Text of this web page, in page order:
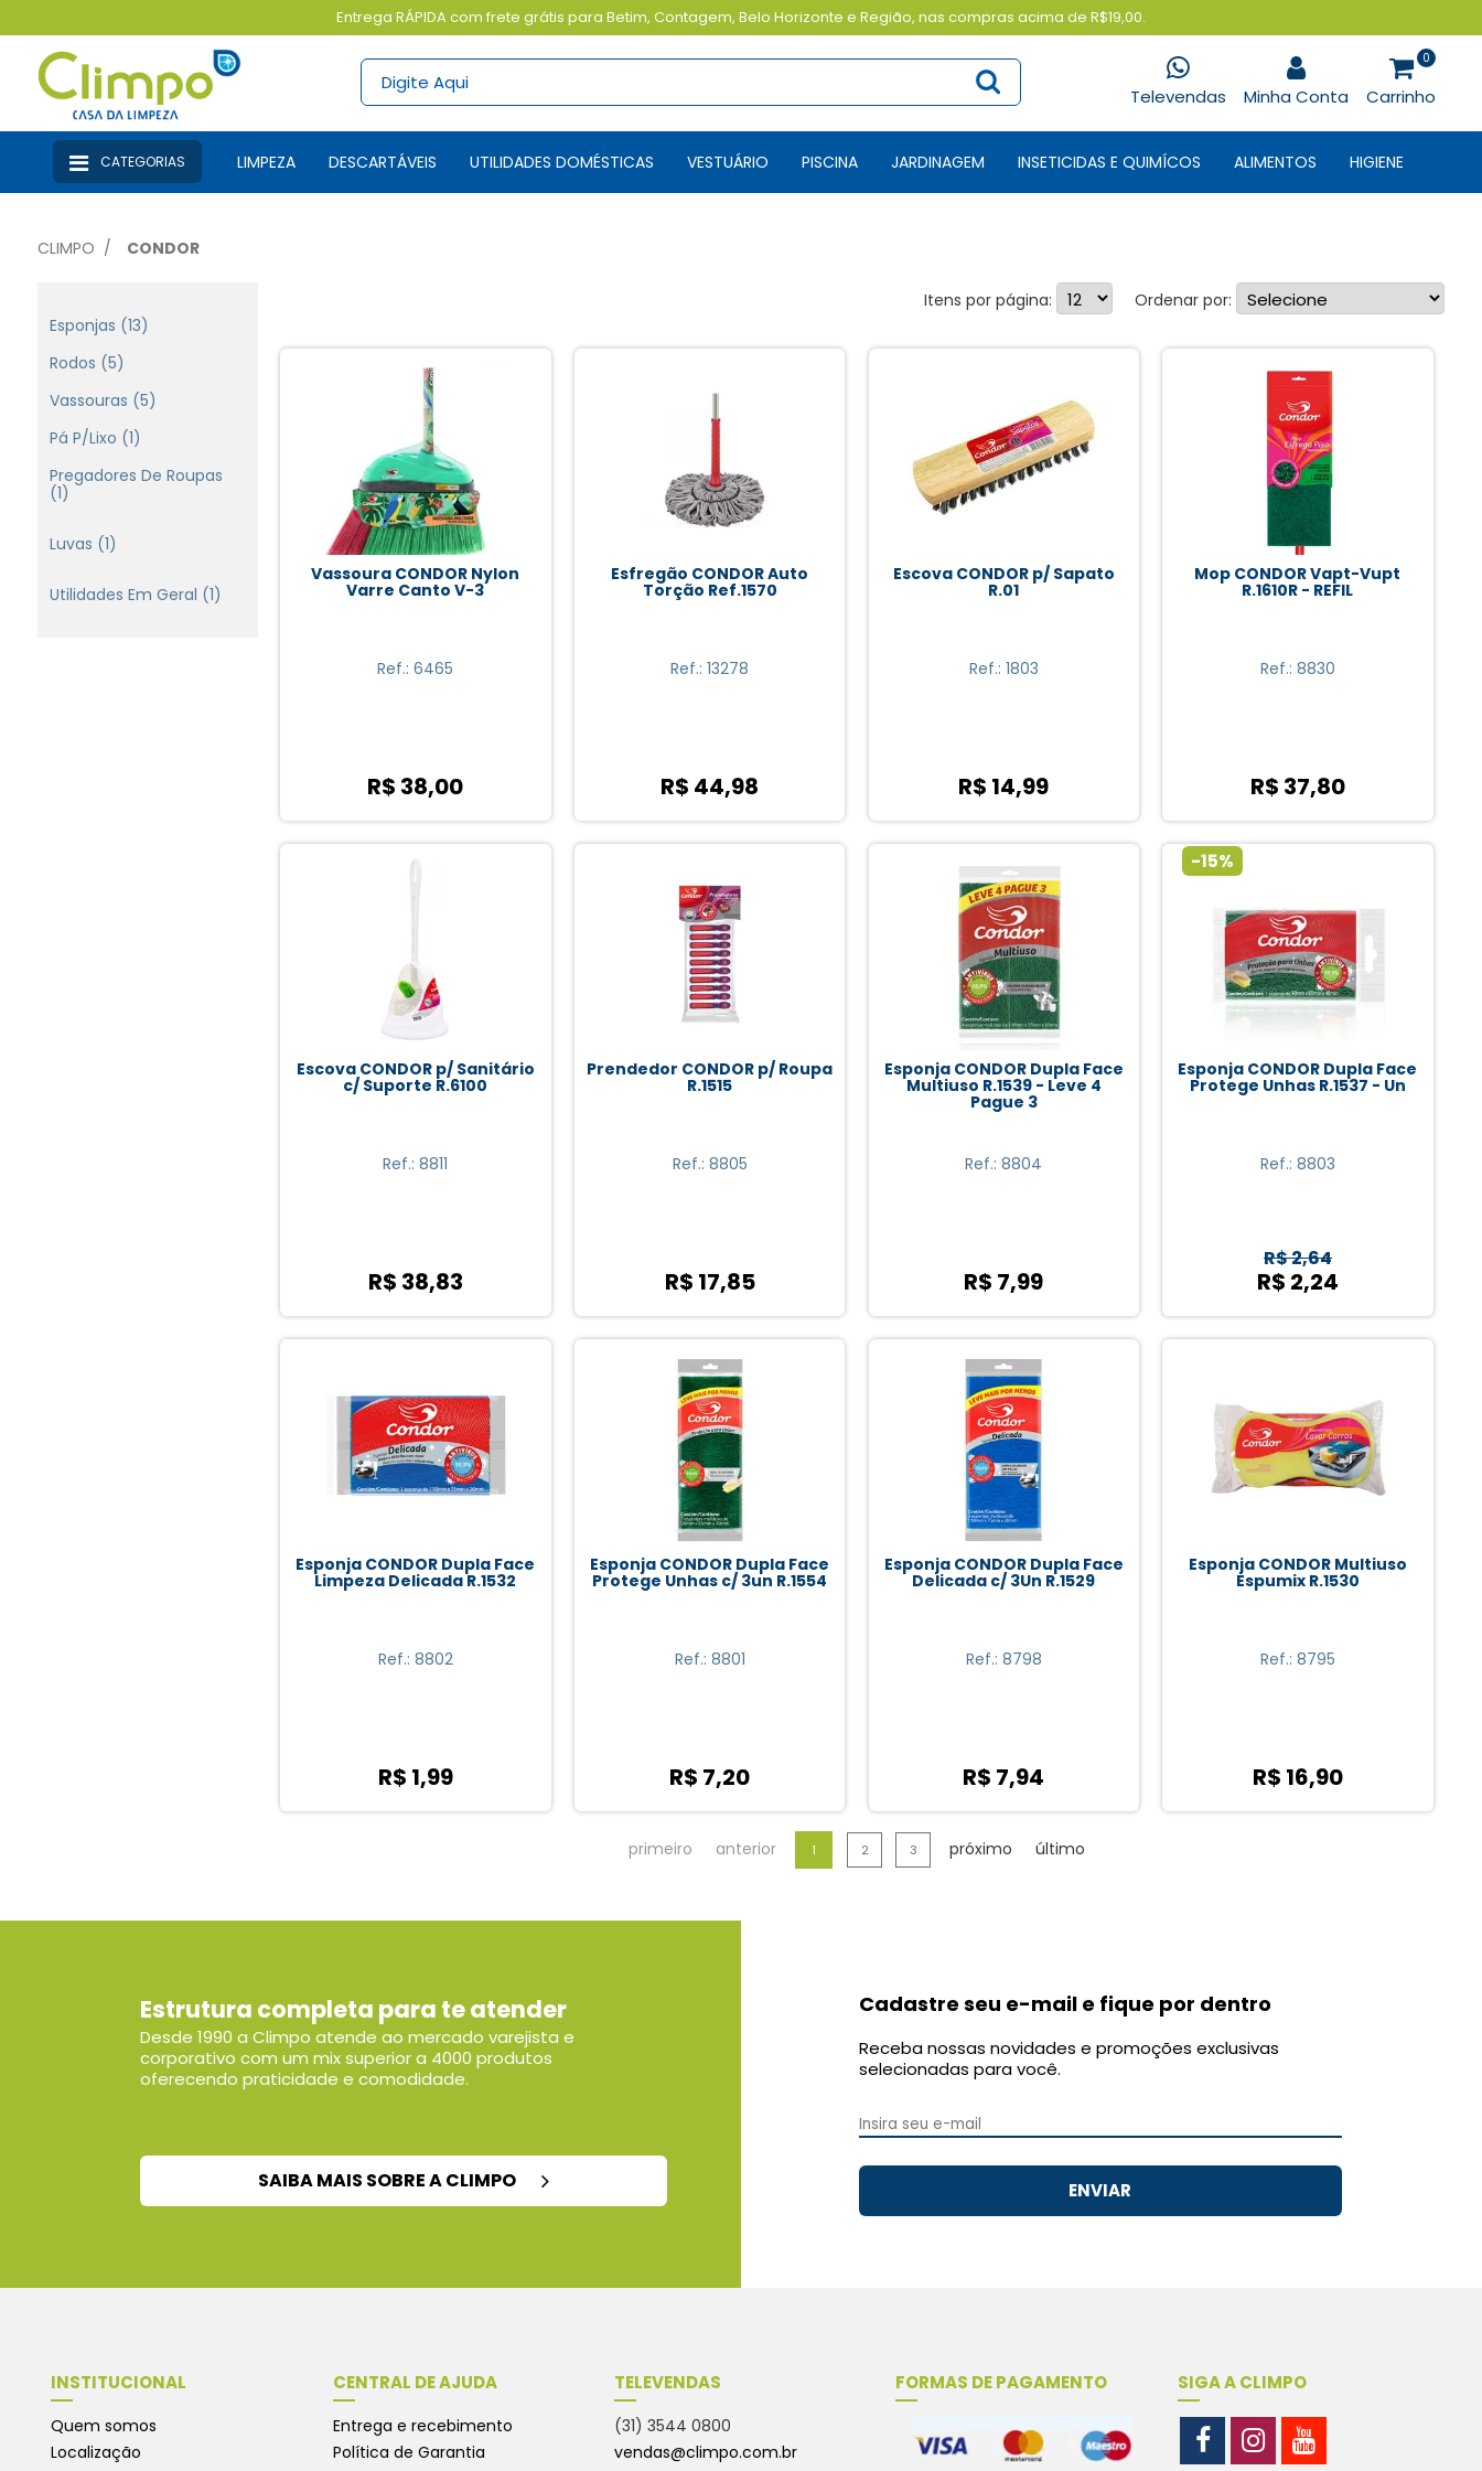
Entrega RÁPIDA com frete grátis para Betim, Contagem, Belo Horizonte e Região, nas compras acima de R$19,00.
Televendas Minha Conta Carrinho
0
CATEGORIAS LIMPEZA DESCARTÁVEIS UTILIDADES DOMÉSTICAS VESTUÁRIO PISCINA JARDINAGEM INSETICIDAS E QUIMÍCOS ALIMENTOS HIGIENE
CLIMPO CONDOR
Esponjas (13)
Rodos (5)
Vassouras (5)
Pá P/Lixo (1)
Pregadores De Roupas
(1)
Luvas (1)
Utilidades Em Geral (1)
Ordenar por:
Itens por página:
Vassoura CONDOR Nylon
Varre Canto V-3
Ref.: 6465
R$ 38,00
Esfregão CONDOR Auto
Torção Ref.1570
Ref.: 13278
R$ 44,98
Escova CONDOR p/ Sapato
R.01
Ref.: 1803
R$ 14,99
Mop CONDOR Vapt-Vupt
R.1610R - REFIL
Ref.: 8830
R$ 37,80
Escova CONDOR p/ Sanitário
c/ Suporte R.6100
Ref.: 8811
R$ 38,83
Prendedor CONDOR p/ Roupa
R.1515
Ref.: 8805
R$ 17,85
Esponja CONDOR Dupla Face
Multiuso R.1539 - Leve 4
Pague 3
Ref.: 8804
R$ 7,99
-15%
Esponja CONDOR Dupla Face
Protege Unhas R.1537 - Un
Ref.: 8803
R$ 2,64
R$ 2,24
Esponja CONDOR Dupla Face
Limpeza Delicada R.1532
Ref.: 8802
R$ 1,99
Esponja CONDOR Dupla Face
Protege Unhas c/ 3un R.1554
Ref.: 8801
R$ 7,20
Esponja CONDOR Dupla Face
Delicada c/ 3Un R.1529
Ref.: 8798
R$ 7,94
Esponja CONDOR Multiuso
Espumix R.1530
Ref.: 8795
R$ 16,90
primeiro anterior 1 2 3 próximo último
Estrutura completa para te atender
Desde 1990 a Climpo atende ao mercado varejista e
corporativo com um mix superior a 4000 produtos
oferecendo praticidade e comodidade.
SAIBA MAIS SOBRE A CLIMPO
Cadastre seu e-mail e fique por dentro
Receba nossas novidades e promoções exclusivas
selecionadas para você.
ENVIAR
INSTITUCIONAL
Quem somos
Localização
CENTRAL DE AJUDA
Entrega e recebimento
Política de Garantia
TELEVENDAS
(31) 3544 0800
vendas@climpo.com.br
FORMAS DE PAGAMENTO SIGA A CLIMPO